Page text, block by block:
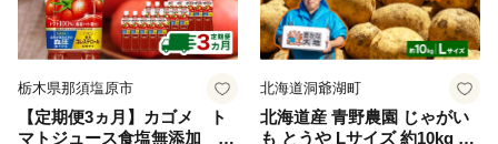
栃木県那須塩原市
【定期便3ヵ月】カゴメ ト
マトジュース食塩無添加 72
北海道洞爺湖町
北海道産 青野農園 じゃがい
も とうや Lサイズ 約10kg 20